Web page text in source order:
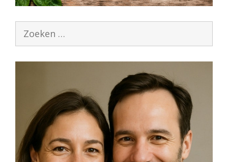
Zoek